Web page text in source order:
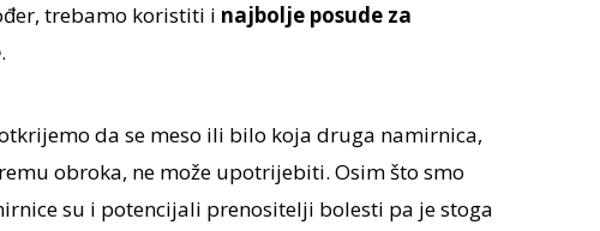
trebamo koristiti i najbolje posude za
.
da se meso ili bilo koja druga namirnica,
obroka, ne može upotrijebiti. Osim što smo
su i potencijali prenositelji bolesti pa je stoga